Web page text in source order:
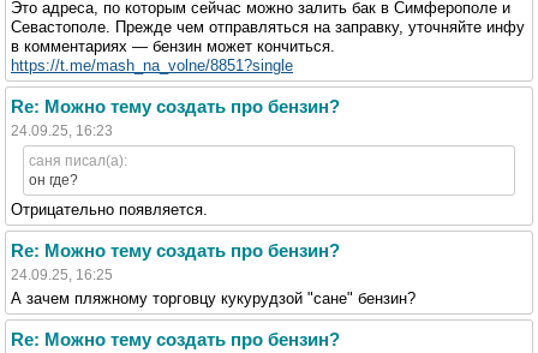
Это адреса, по которым сейчас можно залить бак в Симферополе и
Севастополе. Прежде чем отправляться на заправку, уточняйте инфу
в комментариях — бензин может кончиться.
https://t.me/mash_na_volne/8851?single
Re: Можно тему создать про бензин?
24.09.25, 16:23
саня писал(а):
он где?
Отрицательно появляется.
Re: Можно тему создать про бензин?
24.09.25, 16:25
А зачем пляжному торговцу кукурудзой "сане" бензин?
Re: Можно тему создать про бензин?